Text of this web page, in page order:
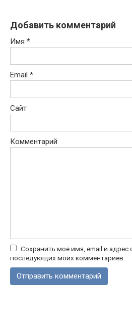
Добавить комментарий
Имя *
Email *
Сайт
Комментарий
Сохранить моё имя, email и адрес
последующих моих комментариев.